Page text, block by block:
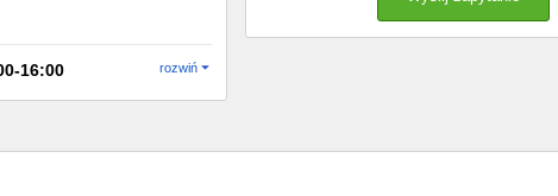
16:00 rozwiń